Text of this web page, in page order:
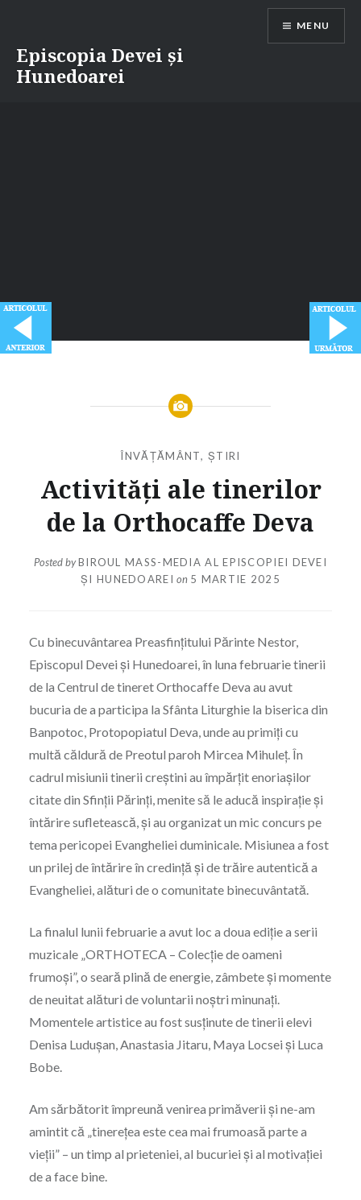
content
Episcopia Devei și
Hunedoarei
MENU
ÎNVĂȚĂMÂNT,ȘTIRI
Activități ale tinerilor
de la Orthocaffe Deva
Posted byBIROUL MASS-MEDIA AL EPISCOPIEI DEVEI
ȘI HUNEDOAREI on 5 MARTIE 2025
Cu binecuvântarea Preasfințitului Părinte Nestor,
Episcopul Devei și Hunedoarei, în luna februarie tinerii
de la Centrul de tineret Orthocaffe Deva au avut
bucuria de a participa la Sfânta Liturghie la biserica din
Banpotoc, Protopopiatul Deva, unde au primiți cu
multă căldură de Preotul paroh Mircea Mihuleț. În
cadrul misiunii tinerii creștini au împărțit enoriașilor
citate din Sfinții Părinți, menite să le aducă inspirație și
întărire sufletească, și au organizat un mic concurs pe
tema pericopei Evangheliei duminicale. Misiunea a fost
un prilej de întărire în credință și de trăire autentică a
Evangheliei, alături de o comunitate binecuvântată.
La finalul lunii februarie a avut loc a doua ediție a serii
muzicale „ORTHOTECA – Colecție de oameni
frumoși”, o seară plină de energie, zâmbete și momente
de neuitat alături de voluntarii noștri minunați.
Momentele artistice au fost susținute de tinerii elevi
Denisa Ludușan, Anastasia Jitaru, Maya Locsei și Luca
Bobe.
Am sărbătorit împreună venirea primăverii și ne-am
amintit că „tinerețea este cea mai frumoasă parte a
vieții” – un timp al prieteniei, al bucuriei și al motivației
de a face bine.